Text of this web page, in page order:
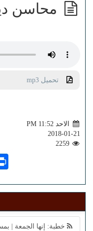
محاسن
تحميل mp3
الاحد PM 11:52
2018-01-21
خطبة: إنها الجمعة | بمسجد قباء